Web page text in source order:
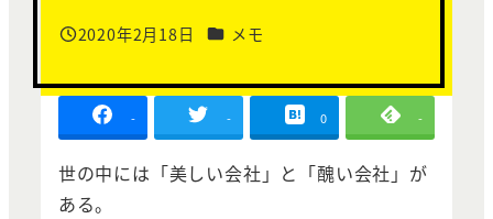
投稿日
2020年2月18日 カテゴリー
メモ
- - 0 -
世の中には「美しい会社」と「醜い会社」が
ある。